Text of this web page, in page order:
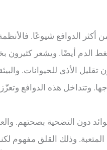
أكثر الدوافع شيوعًا.
الدم أيضًا. ويشعر كثيرون
تقليل الأذى للحيوانات.
وتتداخل هذه الدوافع وتعزّز
دون التضحية بصحتهم.
وذلك القلق مفهوم